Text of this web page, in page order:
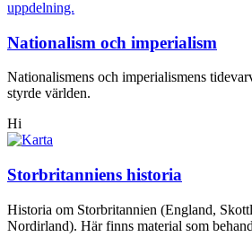
Nationalism och imperialism
Nationalismens och imperialismens
styrde världen.
Hi
Storbritanniens historia
Historia om Storbritannien (England,
Nordirland). Här finns material som